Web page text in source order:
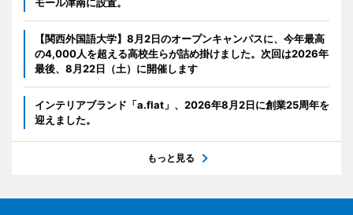
【関西外国語大学】8月2日のオープンキャンパスに、今年最高
の4,000人を超える高校生らが詰め掛けました。次回は2026年
最後、8月22日（土）に開催します
インテリアブランド「a.flat」、2026年8月2日に創業25周年を
迎えました。
もっと見る